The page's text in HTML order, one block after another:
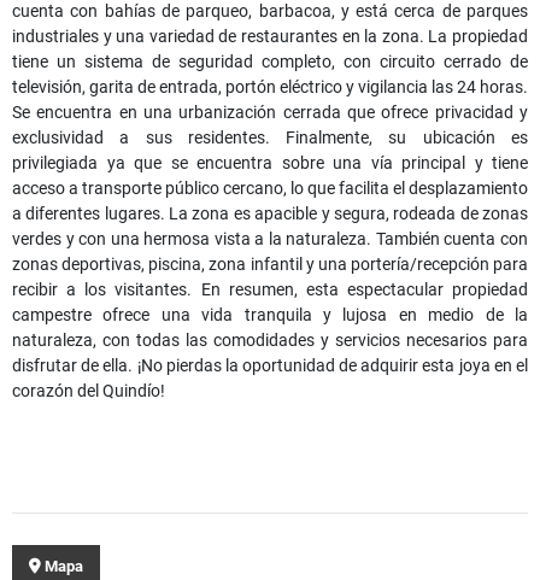
cuenta con bahías de parqueo, barbacoa, y está cerca de parques
industriales y una variedad de restaurantes en la zona. La propiedad
tiene un sistema de seguridad completo, con circuito cerrado de
televisión, garita de entrada, portón eléctrico y vigilancia las 24 horas.
Se encuentra en una urbanización cerrada que ofrece privacidad y
exclusividad a sus residentes. Finalmente, su ubicación es
privilegiada ya que se encuentra sobre una vía principal y tiene
acceso a transporte público cercano, lo que facilita el desplazamiento
a diferentes lugares. La zona es apacible y segura, rodeada de zonas
verdes y con una hermosa vista a la naturaleza. También cuenta con
zonas deportivas, piscina, zona infantil y una portería/recepción para
recibir a los visitantes. En resumen, esta espectacular propiedad
campestre ofrece una vida tranquila y lujosa en medio de la
naturaleza, con todas las comodidades y servicios necesarios para
disfrutar de ella. ¡No pierdas la oportunidad de adquirir esta joya en el
corazón del Quindío!
Mapa